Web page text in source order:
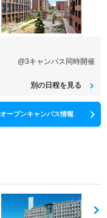
@3キャンパス同時開催
別の日程を見る
オープンキャンパス情報